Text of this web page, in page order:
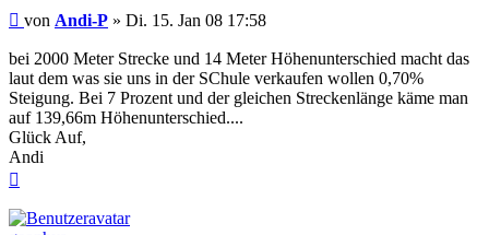
Beitrag
von Andi-P » Di. 15. Jan 08 17:58
bei 2000 Meter Strecke und 14 Meter Höhenunterschied macht das
laut dem was sie uns in der SChule verkaufen wollen 0,70%
Steigung. Bei 7 Prozent und der gleichen Streckenlänge käme man
auf 139,66m Höhenunterschied....
Glück Auf,
Andi